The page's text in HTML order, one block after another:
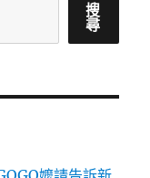
搜
尋